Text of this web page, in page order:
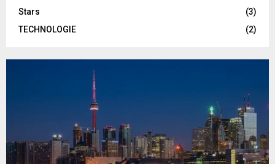
Stars
(3)
TECHNOLOGIE
(2)